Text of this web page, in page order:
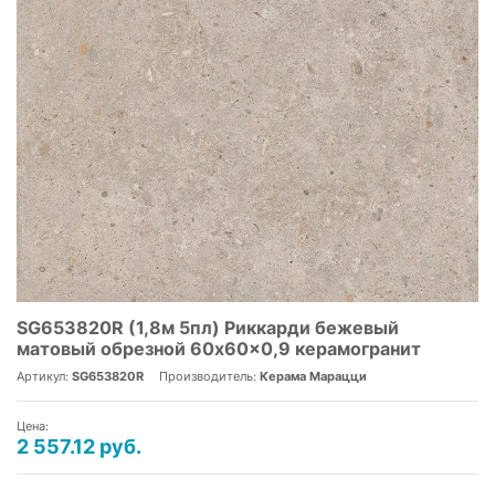
SG653820R (1,8м 5пл) Риккарди бежевый
матовый обрезной 60x60x0,9 керамогранит
Артикул: SG653820R Производитель: Керама Марацци
Цена:
2 557.12 руб.